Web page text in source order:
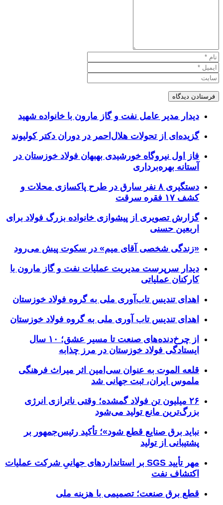
دیدار مدیر عامل نفت و گاز مارون با خانواده شهید
گزیده‌ای از تحولات هلال‌احمر در دوران دکتر کولیوند
فاز اول نیروگاه خورشیدی بهبهان فولاد خوزستان در
آستانه بهره‌برداری
دستگیری ۸ نفر سارق در طرح پاکسازی محلات و
کشف ۱۷ فقره سرقت
گزارش تصویری از پیشوازی خانواده بزرگ فولاد برای
اربعین حسنی
«زندگی شخصی آقای میم» در سکوت پیش می‌رود
دیدار سرپرست مدیریت عملیات نفت و گاز مارون با
کارکنان عملیاتی
اهدای تندیس تاب‌آوری ملی به گروه فولاد خوزستان
اهدای تندیس تاب آوری ملی به گروه فولاد خوزستان
از چرخ‌دنده‌های صنعت تا مسیر عشق؛ ۱۰ سال
ایستادگی فولاد خوزستان در مرز چذابه
قلعه الموت به عنوان سی‌امین اثر میراث‌ فرهنگی
ملموس ایران، ثبت جهانی شد
۲۶ میلیون تن فولاد گمشده؛ وقتی ناترازی انرژی
بزرگ‌ترین مانع تولید می‌شود
نباید برق صنایع قطع شود»؛ تأکید رئیس‌جمهور بر
پشتیبانی از تولید
مهر تأیید SGS بر استانداردهای جهانیِ شرکت عملیات
اکتشاف نفت
قطع برق صنعت؛ تصمیمی با هزینه ملی